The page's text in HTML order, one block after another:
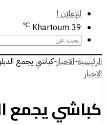
للإعلان !
Khartoum 39
℃
الرئيسية-الاخبار-كباشي يجمع
الاخبار
كباشي يجمع